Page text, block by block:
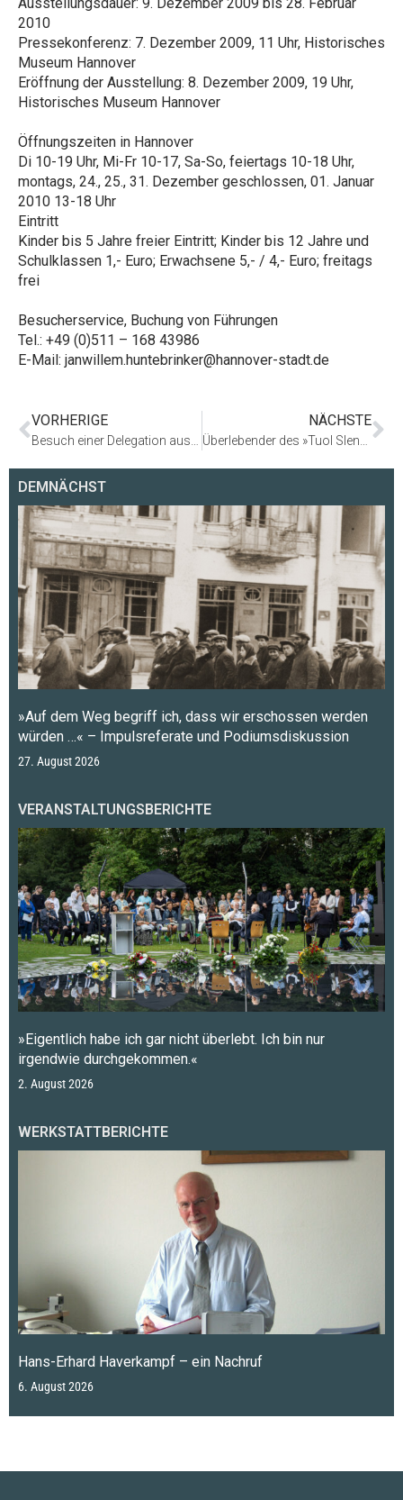
2010
Pressekonferenz: 7. Dezember 2009, 11 Uhr, Historisches
Museum Hannover
Eröffnung der Ausstellung: 8. Dezember 2009, 19 Uhr,
Historisches Museum Hannover
Öffnungszeiten in Hannover
Di 10-19 Uhr, Mi-Fr 10-17, Sa-So, feiertags 10-18 Uhr,
montags, 24., 25., 31. Dezember geschlossen, 01. Januar
2010 13-18 Uhr
Eintritt
Kinder bis 5 Jahre freier Eintritt; Kinder bis 12 Jahre und
Schulklassen 1,- Euro; Erwachsene 5,- / 4,- Euro; freitags
frei
Besucherservice, Buchung von Führungen
Tel.: +49 (0)511 – 168 43986
E-Mail: janwillem.huntebrinker@hannover-stadt.de
VORHERIGE NÄCHSTE
DEMNÄCHST
»Auf dem Weg begriff ich, dass wir erschossen werden
würden …« – Impulsreferate und Podiumsdiskussion
27. August 2026
VERANSTALTUNGSBERICHTE
»Eigentlich habe ich gar nicht überlebt. Ich bin nur
irgendwie durchgekommen.«
2. August 2026
WERKSTATTBERICHTE
Hans-Erhard Haverkampf – ein Nachruf
6. August 2026